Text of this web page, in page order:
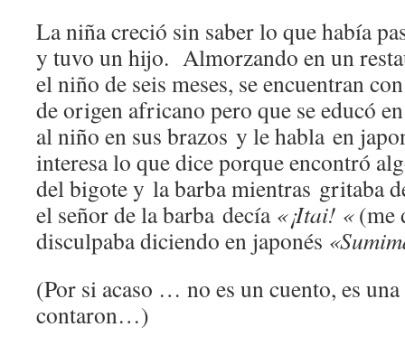
La niña creció sin saber lo que había
y tuvo un hijo. Almorzando en un
el niño de seis meses, se encuentran
de origen africano pero que se educó
al niño en sus brazos y le habla en
interesa lo que dice porque encontró
del bigote y la barba mientras gritaba
el señor de la barba decía «¡Itai! «(me
disculpaba diciendo en japonés
(Por si acaso … no es un cuento, es
contaron…)